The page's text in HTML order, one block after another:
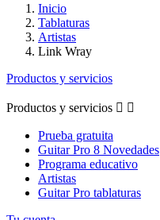
Inicio
Tablaturas
Artistas
Link Wray
Productos y servicios
Productos y servicios  
Prueba gratuita
Guitar Pro 8 Novedades
Programa educativo
Artistas
Guitar Pro tablaturas